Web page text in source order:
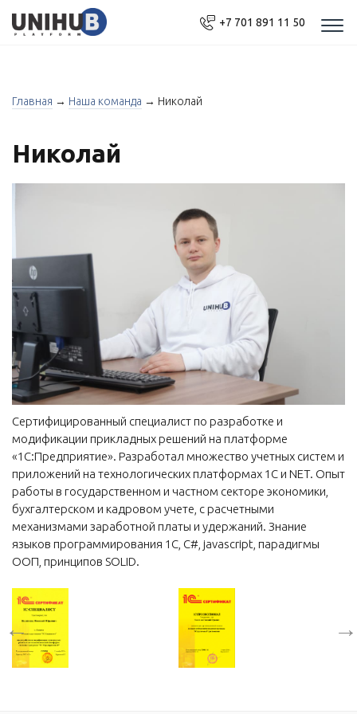
+7 701 891 11 50
Главная → Наша команда → Николай
Николай
Сертифицированный специалист по разработке и
модификации прикладных решений на платформе
«1С:Предприятие». Разработал множество учетных систем и
приложений на технологических платформах 1С и NET. Опыт
работы в государственном и частном секторе экономики,
бухгалтерском и кадровом учете, с расчетными
механизмами заработной платы и удержаний. Знание
языков программирования 1С, C#, javascript, парадигмы
ООП, принципов SOLID.